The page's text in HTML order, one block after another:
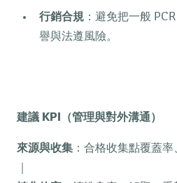
行銷合規 ：避免把一般
譽與法遵風險。
建議 KPI （管理與對外溝通）
來源與收集 ：合格收集點覆蓋